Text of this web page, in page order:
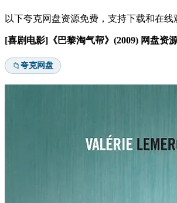
以下夸克网盘资源免费，支持下载和在
[喜剧电影]《巴黎淘气帮》(2009) 网盘资
📁夸克网盘